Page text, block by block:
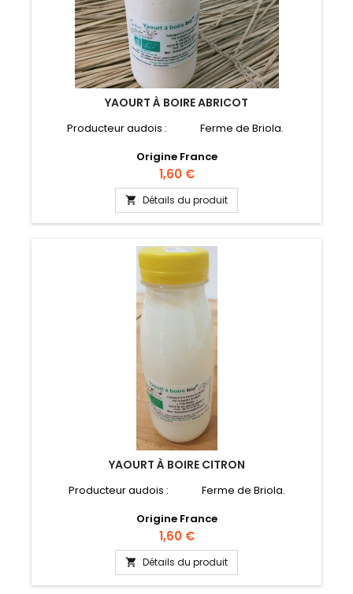
YAOURT À BOIRE ABRICOT
Producteur audois : Ferme de Briola.
Origine France
Prix
1,60 €
 Détails du produit
YAOURT À BOIRE CITRON
Producteur audois : Ferme de Briola.
Origine France
Prix
1,60 €
 Détails du produit